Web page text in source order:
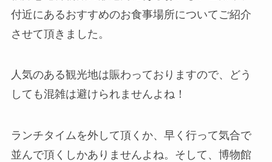
付近にあるおすすめのお食事場所についてご紹介
させて頂きました。
人気のある観光地は賑わっておりますので、どう
しても混雑は避けられませんよね！
ランチタイムを外して頂くか、早く行って気合で
並んで頂くしかありませんよね。そして、博物館